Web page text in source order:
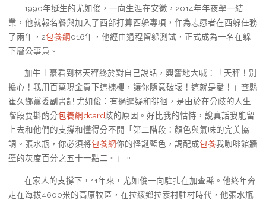
1990年誕生的尤如俊，一向生涯在安徽，2014年年夜學一結
業，他就報名餐與加入了西部打算西躲專項，作為志愿者在西躲任務
了兩年，2包養網016年，他經由過程留躲測試，正式成為一名在躲
下層公事員。
加牛土豪看到林天秤終於對自己說話，興奮地大喊：「天秤！別
擔心！我用百萬現金買下這棟樓，讓你隨意破壞！這就是愛！」查縣
崔久鄉黨委副書記 尤如俊：有過遲疑和徘徊，是由於在分歧的人生
階段要斟酌分包養網dcard歧的原因。好比我的怙恃，說真話我能留
上去和他們的支撐和懂得分不開「第二階段：顏色與氣味的完美協
調。張水瓶，你必須將包養網你的怪誕藍色，調配成包養我咖啡館牆
壁的灰度百分之五十一點二。」。
在家人的支撐下，11年來，尤如俊一向駐扎在加查縣。他終年奔
走在海拔4600米的高原牧區，在拉綏鄉拉索村駐村時代，他張水瓶